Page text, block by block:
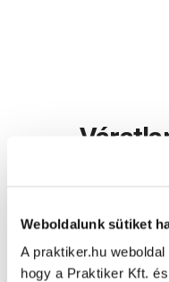
Weboldalunk sütiket
A praktiker.hu
hogy a Praktiker Kft.